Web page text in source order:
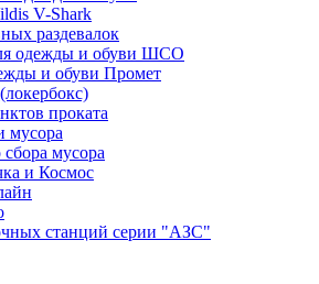
V-Shark
раздевалок
одежды и обуви ШСО
и обуви Промет
проката
мусора
мусора
и Космос
станций серии "АЗС"